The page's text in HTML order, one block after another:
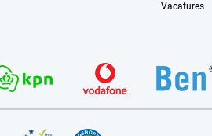
Vacatures